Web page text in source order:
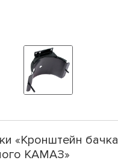
«Кронштейн бачка
КАМАЗ»